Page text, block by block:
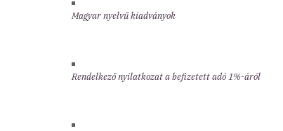
Magyar nyelvű kiadványok
Rendelkező nyilatkozat a befizetett adó 1%-áról